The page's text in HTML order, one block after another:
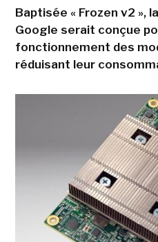
Baptisée « Frozen v2 »,
Google serait conçue
fonctionnement des
réduisant leur